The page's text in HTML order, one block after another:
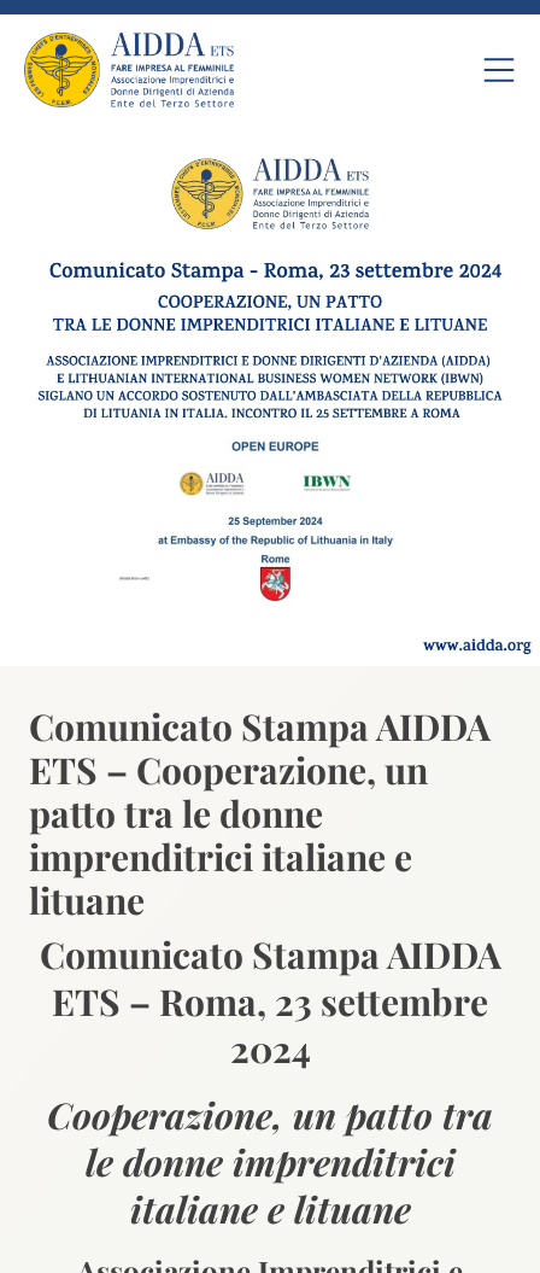
Comunicato Stampa AIDDA
ETS – Cooperazione, un
patto tra le donne
imprenditrici italiane e
lituane
Comunicato Stampa AIDDA
ETS – Roma, 23 settembre
2024
Cooperazione, un patto tra
le donne imprenditrici
italiane e lituane